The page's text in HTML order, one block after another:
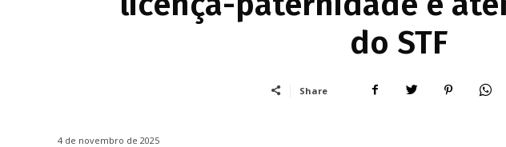
do STF
Share
4 de novembro de 2025